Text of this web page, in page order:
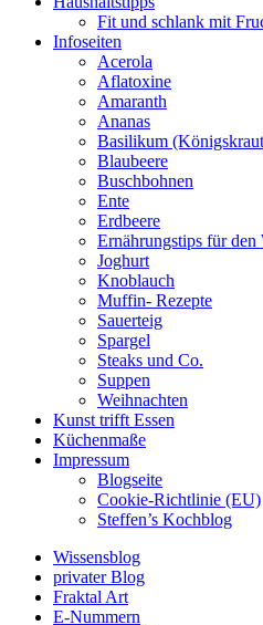
Fit und schlank mit
Infoseiten
Acerola
Aflatoxine
Amaranth
Ananas
Basilikum
Blaubeere
Buschbohnen
Ente
Erdbeere
Ernährungstips für den
Joghurt
Knoblauch
Muffin- Rezepte
Sauerteig
Spargel
Steaks und Co.
Suppen
Weihnachten
Kunst trifft Essen
Küchenmaße
Impressum
Blogseite
Cookie-Richtlinie (EU)
Steffen’s Kochblog
Wissensblog
privater Blog
Fraktal Art
E-Nummern